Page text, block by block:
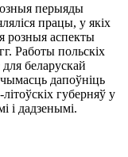
перыяды
працы, у якіх
розныя аспекты
Работы польскіх
для беларускай
дапоўніць
губерняў у
і дадзенымі.